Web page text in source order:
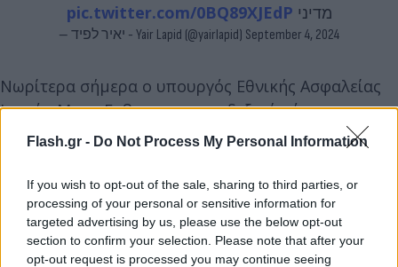
Flash.gr - Do Not Process My Personal Information
If you wish to opt-out of the sale, sharing to third parties, or
processing of your personal or sensitive information for
targeted advertising by us, please use the below opt-out
section to confirm your selection. Please note that after your
opt-out request is processed you may continue seeing
מדיני pic.twitter.com/0BQ89XJEdP
— יאיר לפיד - Yair Lapid (@yairlapid) September 4, 2024
Νωρίτερα σήμερα ο υπουργός Εθνικής Ασφαλείας
Ιταμάρ Μπεν-Γκβιρ, του ακροδεξιού κόμματος
«Εβραϊκή Δύναμη», είχε δηλώσει πως εργάζεται για
με τη Χαμάς για κατάπαυση του πυρός στη Λωρίδα
της Γάζας.